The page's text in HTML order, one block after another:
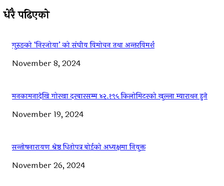
धेरै पढिएको
गुरुङको ‘निरजोया’ को संघीय विमोचन तथा अन्तरविमर्श
November 8, 2024
मनकामनादेखि गोरखा दरबारसम्म ४२.१९५ किलोमिटरको खुल्ला म्याराथन हुने
November 19, 2024
सन्तोषनारायण श्रेष्ठ धितोपत्र बोर्डको अध्यक्षमा नियुक्त
November 26, 2024